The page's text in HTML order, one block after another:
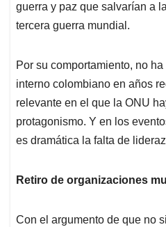
guerra y paz que salvarían a
tercera guerra mundial.
Por su comportamiento, no
interno colombiano en años
relevante en el que la ONU
protagonismo. Y en los
es dramática la falta de
Retiro de organizaciones
Con el argumento de que no